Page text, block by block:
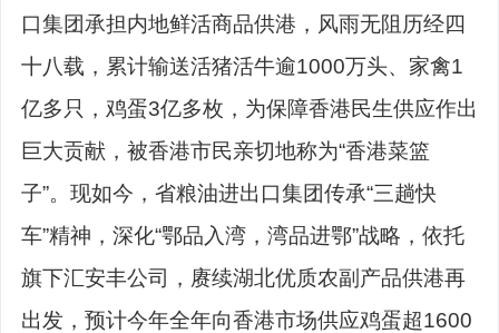
口集团承担内地鲜活商品供港，风雨无阻历经四
十八载，累计输送活猪活牛逾1000万头、家禽1
亿多只，鸡蛋3亿多枚，为保障香港民生供应作出
巨大贡献，被香港市民亲切地称为“香港菜篮
子”。现如今，省粮油进出口集团传承“三趟快
车”精神，深化“鄂品入湾，湾品进鄂”战略，依托
旗下汇安丰公司，赓续湖北优质农副产品供港再
出发，预计今年全年向香港市场供应鸡蛋超1600